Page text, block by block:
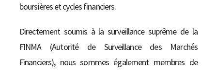
boursières et cycles financiers.
Directement soumis à la surveillance suprême de la
FINMA (Autorité de Surveillance des Marchés
Financiers), nous sommes également membres de